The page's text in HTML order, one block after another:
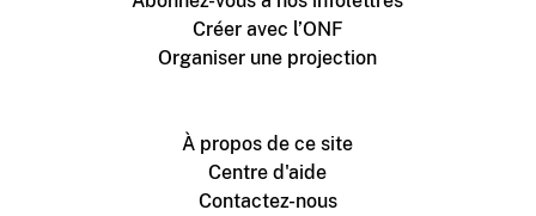
Créer avec l’ONF
Organiser une projection
À propos de ce site
Centre d'aide
Contactez-nous